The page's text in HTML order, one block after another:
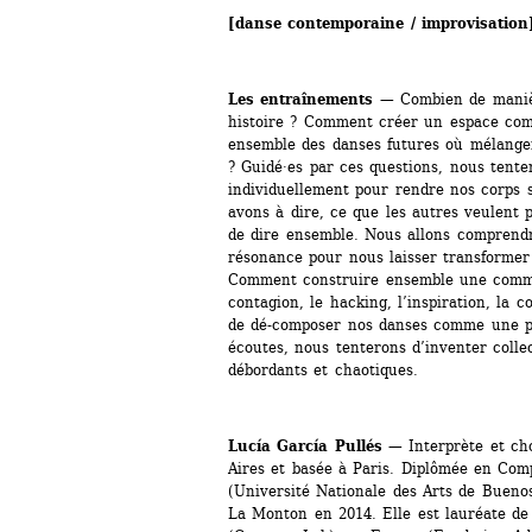
[danse contemporaine /
Les entraînements — Combien de
histoire ? Comment créer un espace
ensemble des danses futures où
? Guidé·es par ces questions, nous
individuellement pour rendre nos corps
avons à dire, ce que les autres veulent
de dire ensemble. Nous allons
résonance pour nous laisser
Comment construire ensemble une
contagion, le hacking, l’inspiration, la
de dé-composer nos danses comme
écoutes, nous tenterons d’inventer
débordants et chaotiques.
Lucía García Pullés — Interprète et
Aires et basée à Paris. Diplômée en
(Université Nationale des Arts de
La Monton en 2014. Elle est lauréate